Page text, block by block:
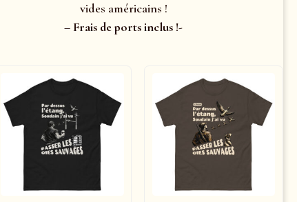
vides américains !
– Frais de ports inclus !-